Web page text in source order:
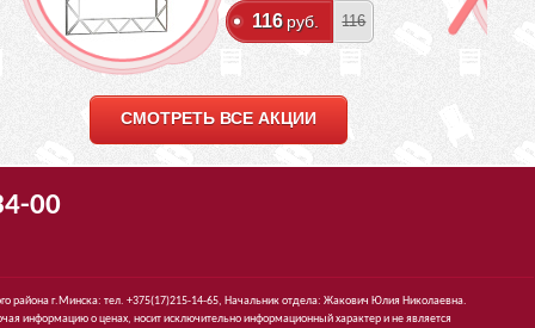
116 руб. 116
СМОТРЕТЬ ВСЕ АКЦИИ
00
района г.Минска: тел. +375(17)215-14-65, Начальник отдела: Жакович Юлия Николаевна.
информацию о ценах, носит исключительно информационный характер и не является